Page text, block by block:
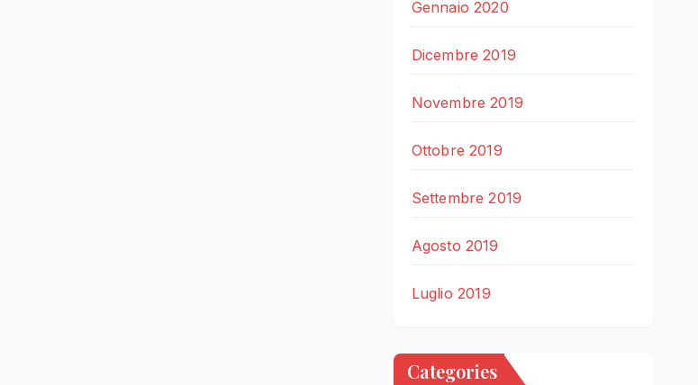
Gennaio 2020
Dicembre 2019
Novembre 2019
Ottobre 2019
Settembre 2019
Agosto 2019
Luglio 2019
Categories